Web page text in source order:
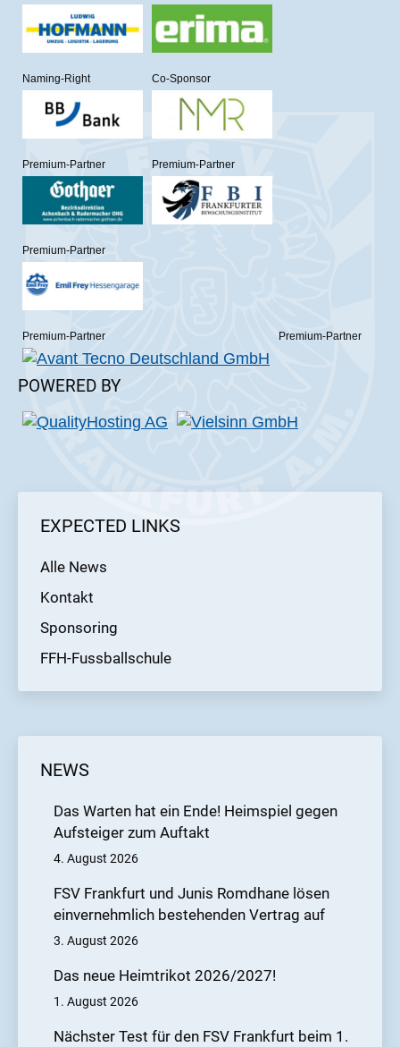
Naming-Right Co-Sponsor
Premium-Partner Premium-Partner
Premium-Partner
Premium-Partner Premium-Partner
POWERED BY
EXPECTED LINKS
Alle News
Kontakt
Sponsoring
FFH-Fussballschule
NEWS
Das Warten hat ein Ende! Heimspiel gegen
Aufsteiger zum Auftakt
4. August 2026
FSV Frankfurt und Junis Romdhane lösen
einvernehmlich bestehenden Vertrag auf
3. August 2026
Das neue Heimtrikot 2026/2027!
1. August 2026
Nächster Test für den FSV Frankfurt beim 1.